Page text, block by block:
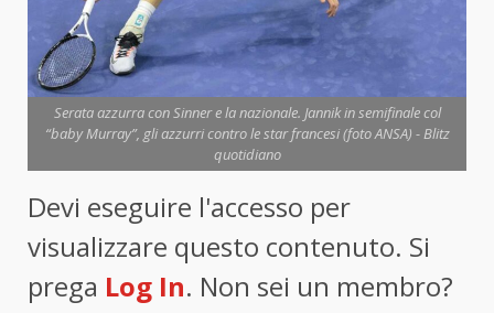
Serata azzurra con Sinner e la nazionale. Jannik in semifinale col
“baby Murray”, gli azzurri contro le star francesi (foto ANSA) - Blitz
quotidiano
Devi eseguire l'accesso per
visualizzare questo contenuto. Si
prega Log In. Non sei un membro?